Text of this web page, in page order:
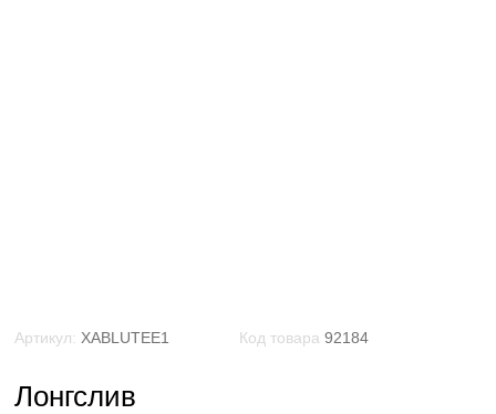
Артикул: XABLUTEE1 Код товара 92184
Лонгслив